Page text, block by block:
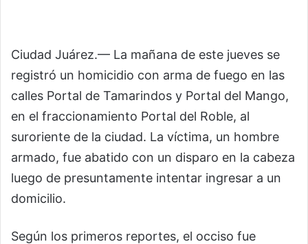
Ciudad Juárez.— La mañana de este jueves se
registró un homicidio con arma de fuego en las
calles Portal de Tamarindos y Portal del Mango,
en el fraccionamiento Portal del Roble, al
suroriente de la ciudad. La víctima, un hombre
armado, fue abatido con un disparo en la cabeza
luego de presuntamente intentar ingresar a un
domicilio.
Según los primeros reportes, el occiso fue